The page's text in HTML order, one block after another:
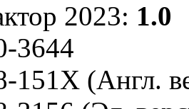
2023: 1.0
3644
151X (Англ.